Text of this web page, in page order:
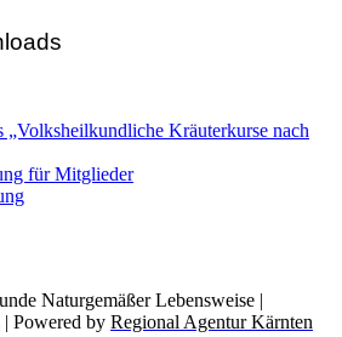
„Volksheilkundliche Kräuterkurse nach
für Mitglieder
Naturgemäßer Lebensweise |
| Powered by Regional Agentur Kärnten